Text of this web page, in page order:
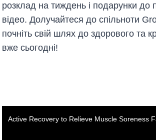
розклад на тиждень і подарунки до
відео. Долучайтеся до спільноти
почніть свій шлях до здорового та
вже сьогодні!